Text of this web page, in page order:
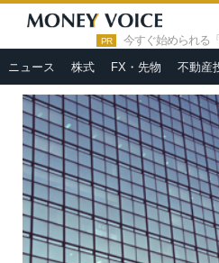
PR 今すぐ始められる
ニュース 株式 FX・先物 不動産
HOME » 市況ヘッドライン
ル顔認証マンション】ヴァースクレ